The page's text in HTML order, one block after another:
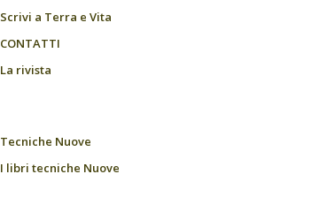
Scrivi a Terra e Vita
CONTATTI
La rivista
Tecniche Nuove
I libri tecniche Nuove